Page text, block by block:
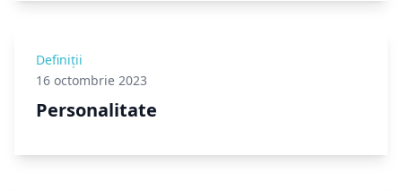
Definiții
16 octombrie 2023
Personalitate